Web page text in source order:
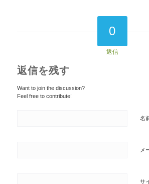
0
返信
返信を残す
Want to join the discussion?
Feel free to contribute!
名
メ
サ